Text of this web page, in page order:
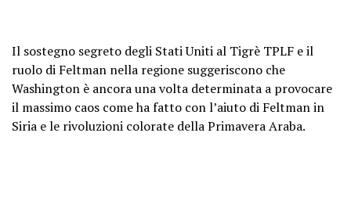
Il sostegno segreto degli Stati Uniti al Tigrè TPLF e il
ruolo di Feltman nella regione suggeriscono che
Washington è ancora una volta determinata a provocare
il massimo caos come ha fatto con l’aiuto di Feltman in
Siria e le rivoluzioni colorate della Primavera Araba.